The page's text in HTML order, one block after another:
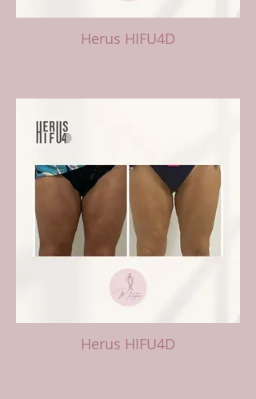
Herus HIFU4D
Herus HIFU4D